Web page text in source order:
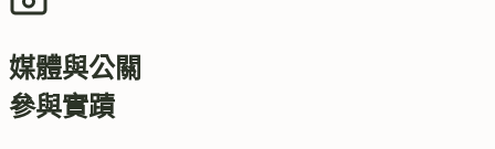
媒體與公關
參與實蹟